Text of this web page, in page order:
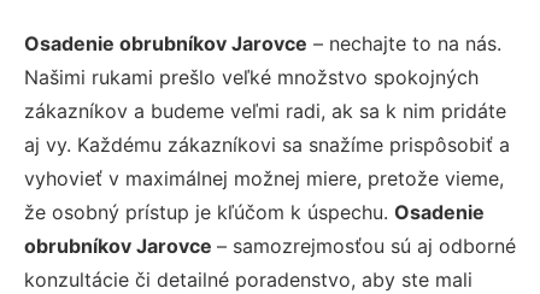
Osadenie obrubníkov Jarovce – nechajte to na nás.
Našimi rukami prešlo veľké množstvo spokojných
zákazníkov a budeme veľmi radi, ak sa k nim pridáte
aj vy. Každému zákazníkovi sa snažíme prispôsobiť a
vyhovieť v maximálnej možnej miere, pretože vieme,
že osobný prístup je kľúčom k úspechu. Osadenie
obrubníkov Jarovce – samozrejmosťou sú aj odborné
konzultácie či detailné poradenstvo, aby ste mali